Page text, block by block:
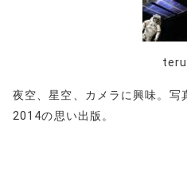
夜空、星空、カメラに興味。写
2014の思い出版。